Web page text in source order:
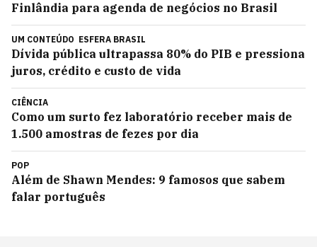
Finlândia para agenda de negócios no Brasil
UM CONTEÚDO ESFERA BRASIL
Dívida pública ultrapassa 80% do PIB e pressiona
juros, crédito e custo de vida
CIÊNCIA
Como um surto fez laboratório receber mais de
1.500 amostras de fezes por dia
POP
Além de Shawn Mendes: 9 famosos que sabem
falar português